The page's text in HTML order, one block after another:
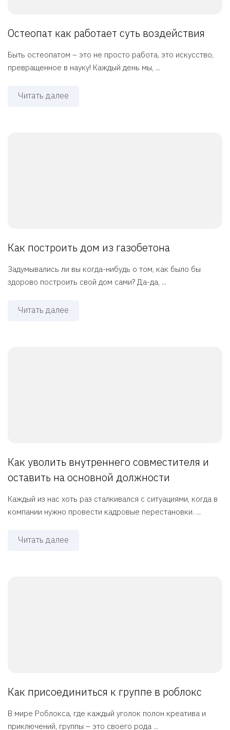
Остеопат как работает суть воздействия
Быть остеопатом – это не просто работа, это искусство,
превращенное в науку! Каждый день мы, ...
Читать далее
Как построить дом из газобетона
Задумывались ли вы когда-нибудь о том, как было бы
здорово построить свой дом сами? Да-да, ...
Читать далее
Как уволить внутреннего совместителя и
оставить на основной должности
Каждый из нас хоть раз сталкивался с ситуациями, когда в
компании нужно провести кадровые перестановки. ...
Читать далее
Как присоединиться к группе в роблокс
В мире Роблокса, где каждый уголок полон креатива и
приключений, группы – это своего рода ...